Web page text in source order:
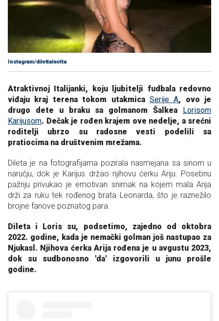
Instagram/dilettaleotta
Atraktivnoj Italijanki, koju ljubitelji fudbala redovno
viđaju kraj terena tokom utakmica Serije A, ovo je
drugo dete u braku sa golmanom Šalkea Lorisom
Karijusom. Dečak je rođen krajem ove nedelje, a srećni
roditelji ubrzo su radosne vesti podelili sa
pratiocima na društvenim mrežama.
Dileta je na fotografijama pozirala nasmejana sa sinom u
naručju, dok je Karijus držao njihovu ćerku Ariju. Posebnu
pažnju privukao je emotivan snimak na kojem mala Arija
drži za ruku tek rođenog brata Leonarda, što je raznežilo
brojne fanove poznatog para.
Dileta i Loris su, podsetimo, zajedno od oktobra
2022. godine, kada je nemački golman još nastupao za
Njukasl. Njihova ćerka Arija rođena je u avgustu 2023,
dok su sudbonosno 'da' izgovorili u junu prošle
godine.